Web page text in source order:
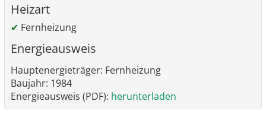
Heizart
✔ Fernheizung
Energieausweis
Hauptenergieträger: Fernheizung
Baujahr: 1984
Energieausweis (PDF): herunterladen